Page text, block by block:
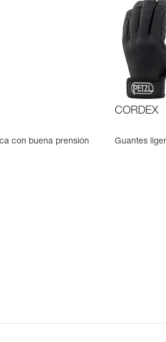
con buena prensión
CORDEX
Guantes